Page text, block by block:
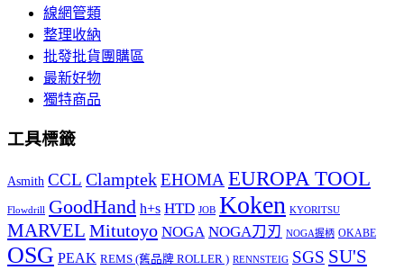
線網管類
整理收納
批發批貨團購區
最新好物
獨特商品
工具標籤
Asmith CCL ClamptekEHOMA EUROPA TOOL
Flowdrill GoodHand h+s HTD JOB Koken KYORITSU
MARVEL Mitutoyo NOGA NOGA刀刃 NOGA握柄 OKABE
OSG PEAK REMS (舊品牌 ROLLER ) RENNSTEIG SGS SU'S